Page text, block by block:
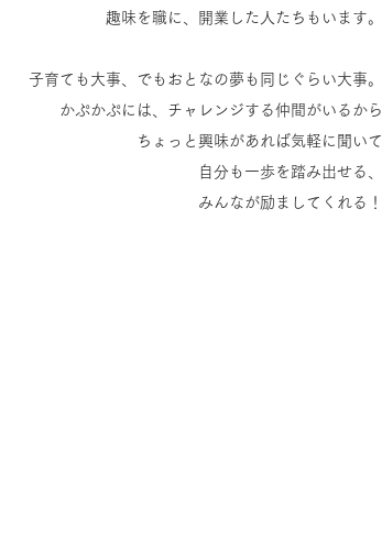
趣味を職に、開業した人たちもいます。
子育ても大事、でもおとなの夢も同じぐらい大事。
かぷかぷには、チャレンジする仲間がいるから
ちょっと興味があれば気軽に聞いて
​自分も一歩を踏み出せる、
みんなが励ましてくれる！